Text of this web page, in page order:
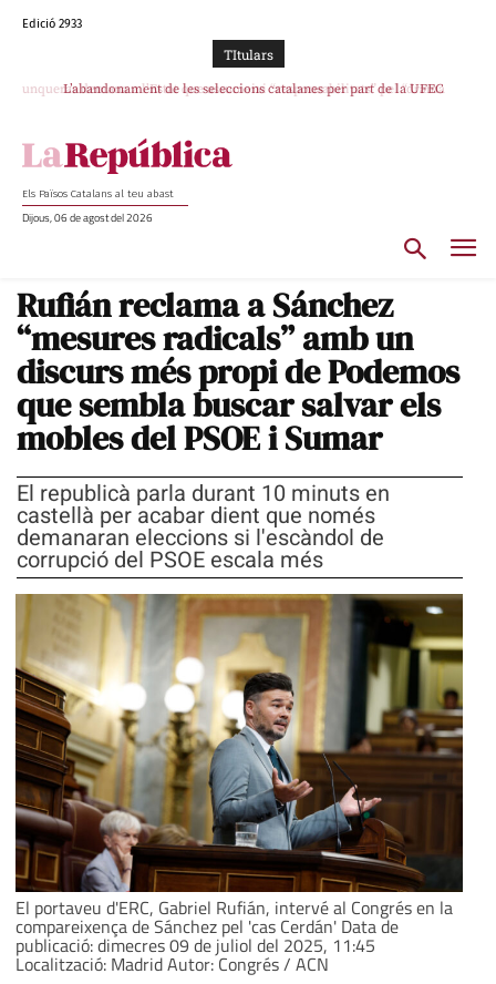
Edició 2933
TItulars
L’abandonament de les seleccions catalanes per part de la UFEC
Els Països Catalans al teu abast
Dijous, 06 de agost del 2026
Rufián reclama a Sánchez
“mesures radicals” amb un
discurs més propi de Podemos
que sembla buscar salvar els
mobles del PSOE i Sumar
El republicà parla durant 10 minuts en
castellà per acabar dient que només
demanaran eleccions si l'escàndol de
corrupció del PSOE escala més
El portaveu d'ERC, Gabriel Rufián, intervé al Congrés en la
compareixença de Sánchez pel 'cas Cerdán' Data de
publicació: dimecres 09 de juliol del 2025, 11:45
Localització: Madrid Autor: Congrés / ACN